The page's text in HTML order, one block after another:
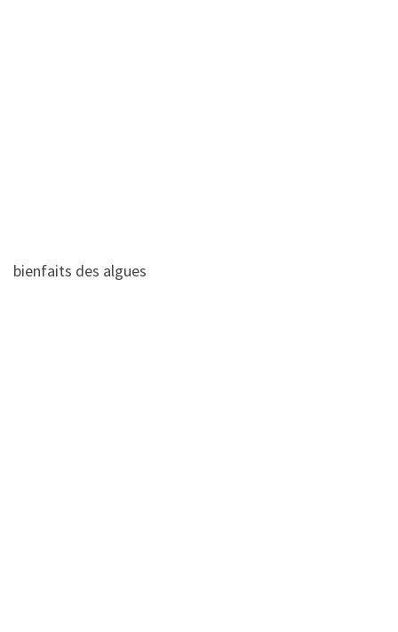
bienfaits des algues